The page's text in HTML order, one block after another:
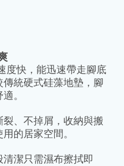
度快，能迅速帶走腳底
統硬式硅藻地墊，腳
。
、不掉屑，收納與搬
的居家空間。
潔只需濕布擦拭即